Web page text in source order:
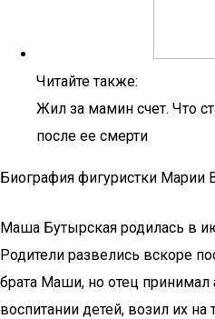
Читайте также:
Жил за мамин счет. Что
после ее смерти
Биография фигуристки Марии
Маша Бутырская родилась в
Родители развелись вскоре
брата Маши, но отец принимал
воспитании детей, возил их